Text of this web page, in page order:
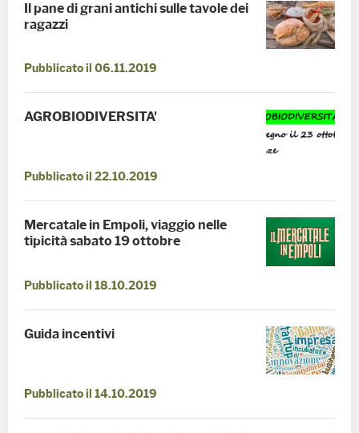
Il pane di grani antichi sulle tavole dei
ragazzi
Pubblicato il 06.11.2019
AGROBIODIVERSITA'
Pubblicato il 22.10.2019
Mercatale in Empoli, viaggio nelle
tipicità sabato 19 ottobre
Pubblicato il 18.10.2019
Guida incentivi
Pubblicato il 14.10.2019